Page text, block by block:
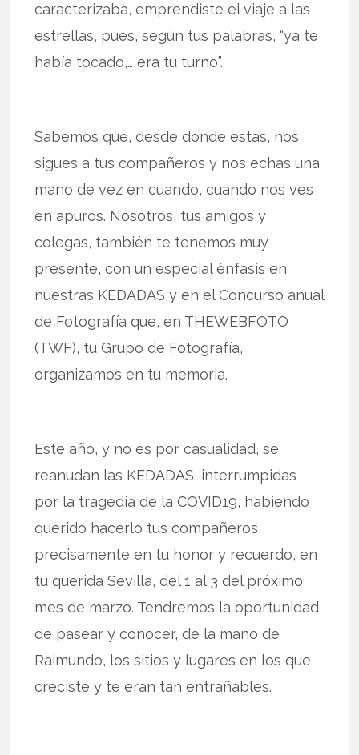
caracterizaba, emprendiste el viaje a las
estrellas, pues, según tus palabras, “ya te
había tocado,… era tu turno”.
Sabemos que, desde donde estás, nos
sigues a tus compañeros y nos echas una
mano de vez en cuando, cuando nos ves
en apuros. Nosotros, tus amigos y
colegas, también te tenemos muy
presente, con un especial énfasis en
nuestras KEDADAS y en el Concurso anual
de Fotografía que, en THEWEBFOTO
(TWF), tu Grupo de Fotografía,
organizamos en tu memoria.
Este año, y no es por casualidad, se
reanudan las KEDADAS, interrumpidas
por la tragedia de la COVID19, habiendo
querido hacerlo tus compañeros,
precisamente en tu honor y recuerdo, en
tu querida Sevilla, del 1 al 3 del próximo
mes de marzo. Tendremos la oportunidad
de pasear y conocer, de la mano de
Raimundo, los sitios y lugares en los que
creciste y te eran tan entrañables.